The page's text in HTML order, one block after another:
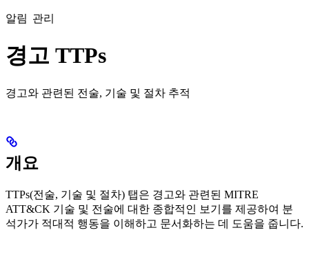
알림 관리
경고 TTPs
경고와 관련된 전술, 기술 및 절차 추적
개요
TTPs(전술, 기술 및 절차) 탭은 경고와 관련된 MITRE
ATT&CK 기술 및 전술에 대한 종합적인 보기를 제공하여 분
석가가 적대적 행동을 이해하고 문서화하는 데 도움을 줍니다.